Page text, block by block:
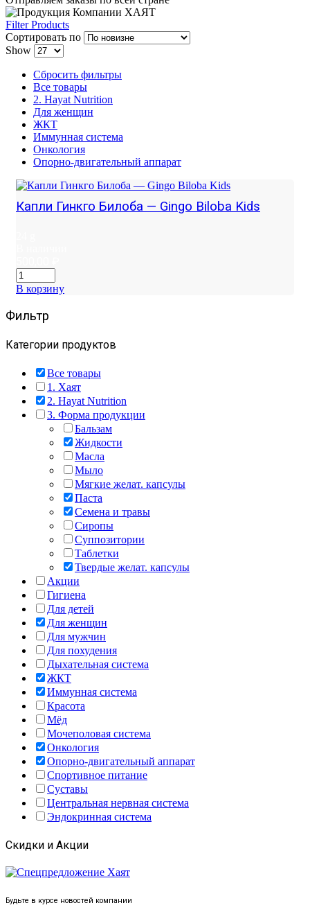
Filter Products
Сортировать по
Show
Сбросить фильтры
Все товары
2. Hayat Nutrition
Для женщин
ЖКТ
Иммунная система
Онкология
Опорно-двигательный аппарат
Капли Гинкго Билоба — Gingo Biloba Kids
В корзину
Фильтр
Категории продуктов
Все товары
1. Хаят
2. Hayat Nutrition
3. Форма продукции
Бальзам
Жидкости
Масла
Мыло
Мягкие желат. капсулы
Паста
Семена и травы
Сиропы
Суппозитории
Таблетки
Твердые желат. капсулы
Акции
Гигиена
Для детей
Для женщин
Для мужчин
Для похудения
Дыхательная система
ЖКТ
Иммунная система
Красота
Мёд
Мочеполовая система
Онкология
Опорно-двигательный аппарат
Спортивное питание
Суставы
Центральная нервная система
Эндокринная система
Скидки и Акции
Будьте в курсе новостей компании